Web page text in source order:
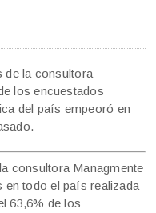
de la consultora
los encuestados
del país empeoró en
consultora Managmente
en todo el país realizada
63,6% de los